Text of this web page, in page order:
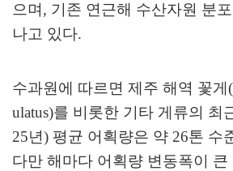
으며 , 기존 연근해 수산자원 분
나고 있다.
수과원에 따르면 제주 해역 꽃게
ulatus)를 비롯한 기타 게류의 최
25년) 평균 어획량은 약 26톤 수
다만 해마다 어획량 변동폭이 큰